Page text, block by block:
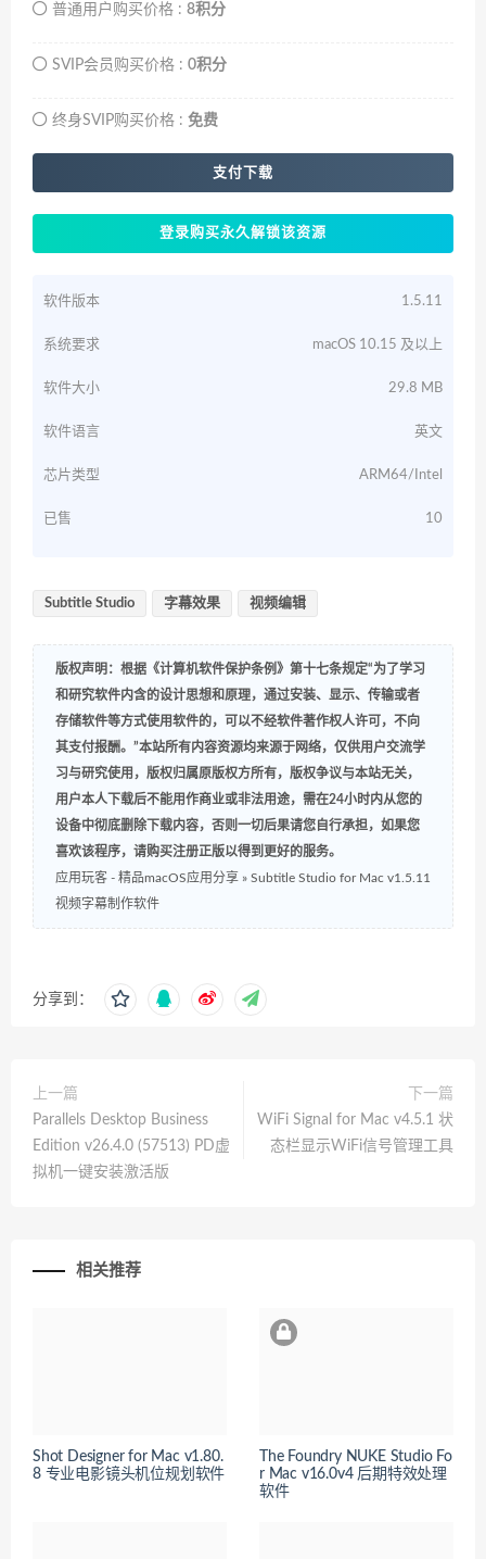
普通用户购买价格 : 8积分
SVIP会员购买价格 : 0积分
终身SVIP购买价格 : 免费
支付下载
登录购买永久解锁该资源
软件版本 1.5.11
系统要求 macOS 10.15 及以上
软件大小 29.8 MB
软件语言 英文
芯片类型 ARM64/Intel
已售 10
Subtitle Studio 字幕效果 视频编辑
版权声明：根据《计算机软件保护条例》第十七条规定“为了学习
和研究软件内含的设计思想和原理，通过安装、显示、传输或者
存储软件等方式使用软件的，可以不经软件著作权人许可，不向
其支付报酬。”本站所有内容资源均来源于网络，仅供用户交流学
习与研究使用，版权归属原版权方所有，版权争议与本站无关，
用户本人下载后不能用作商业或非法用途，需在24小时内从您的
设备中彻底删除下载内容，否则一切后果请您自行承担，如果您
喜欢该程序，请购买注册正版以得到更好的服务。
应用玩客 - 精品macOS应用分享 » Subtitle Studio for Mac v1.5.11
视频字幕制作软件
分享到：
上一篇
Parallels Desktop Business
Edition v26.4.0 (57513) PD虚
拟机一键安装激活版
下一篇
WiFi Signal for Mac v4.5.1 状
态栏显示WiFi信号管理工具
相关推荐
Shot Designer for Mac v1.80.
8 专业电影镜头机位规划软件
The Foundry NUKE Studio Fo
r Mac v16.0v4 后期特效处理
软件